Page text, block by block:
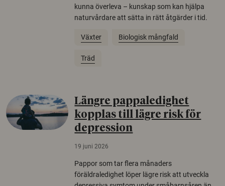
kunna överleva – kunskap som kan hjälpa
naturvårdare att sätta in rätt åtgärder i tid.
Växter Biologisk mångfald
Träd
Längre pappaledighet
kopplas till lägre risk för
depression
19 juni 2026
Pappor som tar flera månaders
föräldraledighet löper lägre risk att utveckla